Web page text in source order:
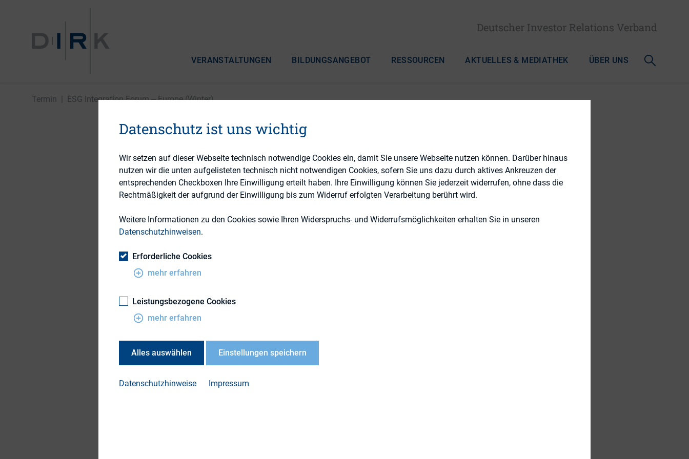
Deutscher Investor Relations Verband
VERANSTALTUNGEN BILDUNGSANGEBOT RESSOURCEN AKTUELLES & MEDIATHEK ÜBER UNS
Termin ESG Integration Forum ‒ Europe (Winter)
LONDON, 23. NOVEMBER 2023
ESG Integration Forum ‒ Europe (Winter)
IR Magazine
Veranstalter:
Datenschutz ist uns wichtig
Wir setzen auf dieser Webseite technisch notwendige Cookies ein, damit Sie unsere Webseite nutzen können. Darüber hinaus
nutzen wir die unten aufgelisteten technisch nicht notwendigen Cookies, sofern Sie uns dazu durch aktives Ankreuzen der
entsprechenden Checkboxen Ihre Einwilligung erteilt haben. Ihre Einwilligung können Sie jederzeit widerrufen, ohne dass die
Rechtmäßigkeit der aufgrund der Einwilligung bis zum Widerruf erfolgten Verarbeitung berührt wird.
Weitere Informationen zu den Cookies sowie Ihren Widerspruchs- und Widerrufsmöglichkeiten erhalten Sie in unseren
Datenschutzhinweisen.
Erforderliche Cookies
mehr erfahren
Leistungsbezogene Cookies
mehr erfahren
Alles auswählen Einstellungen speichern
Datenschutzhinweise Impressum